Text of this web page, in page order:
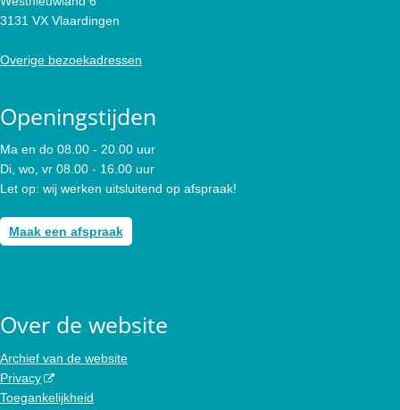
3131 VX Vlaardingen
Overige bezoekadressen
Openingstijden
Ma en do 08.00 - 20.00 uur
Di, wo, vr 08.00 - 16.00 uur
Let op: wij werken uitsluitend op afspraak!
Maak een afspraak
Over de website
Archief van de website
Privacy
Toegankelijkheid